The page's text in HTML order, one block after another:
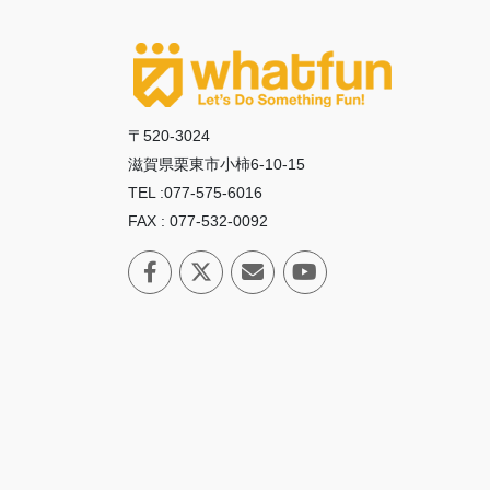
送
り
〒520-3024
滋賀県栗東市小柿6-10-15
TEL :077-575-6016
FAX : 077-532-0092